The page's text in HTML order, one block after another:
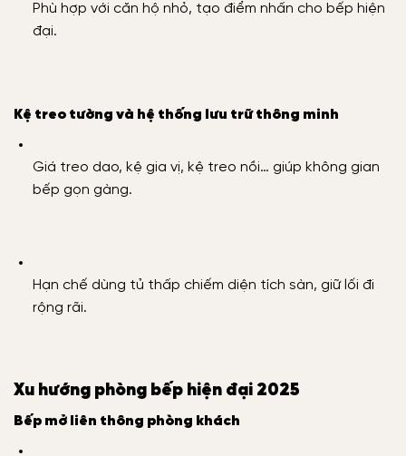
Phù hợp với căn hộ nhỏ, tạo điểm nhấn cho bếp hiện
đại.
Kệ treo tường và hệ thống lưu trữ thông minh
Giá treo dao, kệ gia vị, kệ treo nồi… giúp không gian
bếp gọn gàng.
Hạn chế dùng tủ thấp chiếm diện tích sàn, giữ lối đi
rộng rãi.
Xu hướng phòng bếp hiện đại 2025
Bếp mở liên thông phòng khách